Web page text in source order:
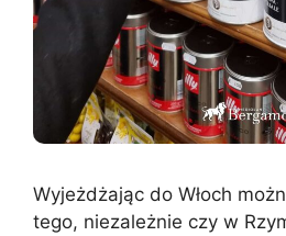
Wyjeżdżając do Włoch
tego, niezależnie czy w